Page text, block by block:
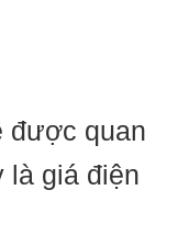
được quan
là giá điện